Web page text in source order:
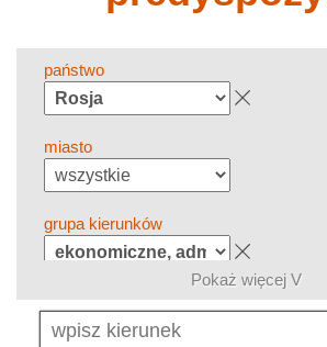
państwo
miasto
grupa kierunków
język
Pokaż więcej V